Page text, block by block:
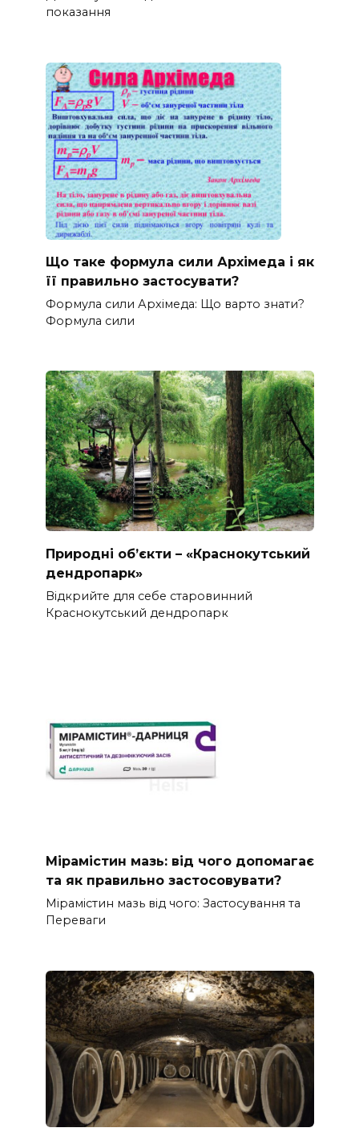
показання
Що таке формула сили Архімеда і як
її правильно застосувати?
Формула сили Архімеда: Що варто знати?
Формула сили
Природні об’єкти – «Краснокутський
дендропарк»
Відкрийте для себе старовинний
Краснокутський дендропарк
Мірамістин мазь: від чого допомагає
та як правильно застосовувати?
Мірамістин мазь від чого: Застосування та
Переваги